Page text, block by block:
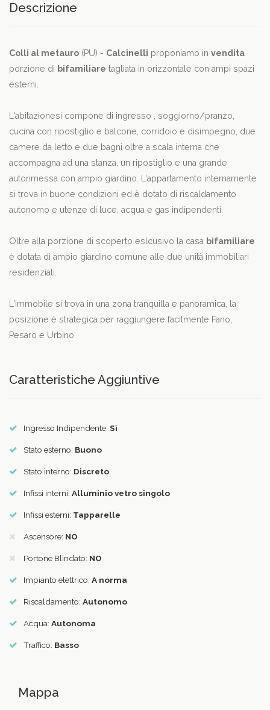
Descrizione
Colli al metauro (PU) - Calcinelli proponiamo in vendita
porzione di bifamiliare tagliata in orizzontale con ampi spazi
esterni.
L'abitazionesi compone di ingresso , soggiorno/pranzo,
cucina con ripostiglio e balcone, corridoio e disimpegno, due
camere da letto e due bagni oltre a scala interna che
accompagna ad una stanza, un ripostiglio e una grande
autorimessa con ampio giardino. L'appartamento internamente
si trova in buone condizioni ed è dotato di riscaldamento
autonomo e utenze di luce, acqua e gas indipendenti.
Oltre alla porzione di scoperto eslcusivo la casa bifamiliare
è dotata di ampio giardino comune alle due unità immobiliari
residenziali.
L'immobile si trova in una zona tranquilla e panoramica, la
posizione è strategica per raggiungere facilmente Fano,
Pesaro e Urbino.
Caratteristiche Aggiuntive
Ingresso Indipendente: Sì
Stato esterno: Buono
Stato interno: Discreto
Infissi interni: Alluminio vetro singolo
Infissi esterni: Tapparelle
Ascensore: NO
Portone Blindato: NO
Impianto elettrico: A norma
Riscaldamento: Autonomo
Acqua: Autonoma
Traffico: Basso
Mappa